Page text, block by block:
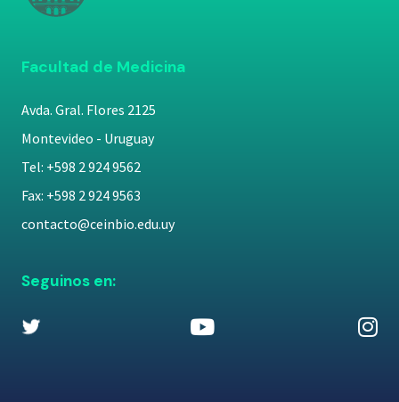
Facultad de Medicina
Avda. Gral. Flores 2125
Montevideo - Uruguay
Tel: +598 2 924 9562
Fax: +598 2 924 9563
contacto@ceinbio.edu.uy
Seguinos en: